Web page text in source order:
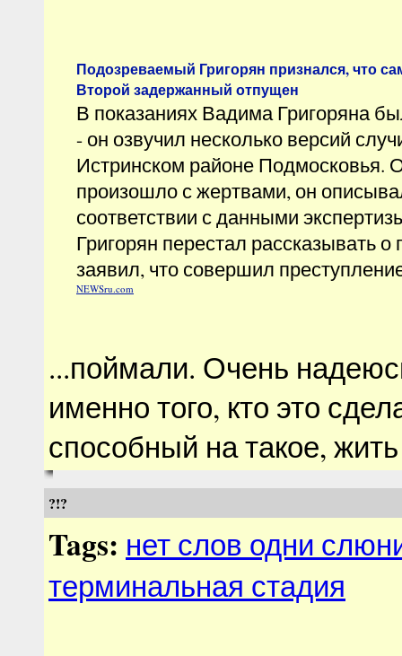
Подозреваемый Григорян признался, что
Второй задержанный отпущен
В показаниях Вадима Григоряна
- он озвучил несколько версий
Истринском районе Подмосковья.
произошло с жертвами, он
соответствии с данными
Григорян перестал рассказывать о
заявил, что совершил
NEWSru.com
...поймали. Очень
именно того, кто это
способный на такое,
?!?
Tags: нет слов одни
терминальная стадия